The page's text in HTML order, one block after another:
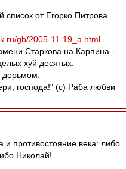
список от Егорко Питрова.
gb/2005-11-19_a.html
Старкова на Карпина -
хуй десятых.
господа!" (с) Раба любви
и противостояние века: либо
Николай!